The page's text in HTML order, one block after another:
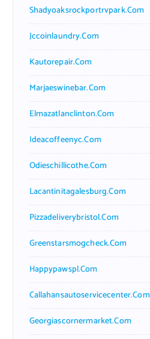
Shadyoaksrockportrvpark.com
Jccoinlaundry.com
Kautorepair.com
Marjaeswinebar.com
Elmazatlanclinton.com
Ideacoffeenyc.com
Odieschillicothe.com
Lacantinitagalesburg.com
Pizzadeliverybristol.com
Greenstarsmogcheck.com
Happypawspl.com
Callahansautoservicecenter.com
Georgiascornermarket.com